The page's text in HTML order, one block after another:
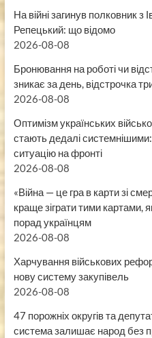
На війні загинув полковник
Репецький: що відомо
2026-08-08
Бронювання на роботі чи
зникає за день, відстрочка
2026-08-08
Оптимізм українських
стають дедалі
ситуацію на фронті
2026-08-08
«Війна — це гра в карти зі
краще зіграти тими картами,
порад українцям
2026-08-08
Харчування військових
нову систему закупівель
2026-08-08
47 порожніх округів та
система залишає народ без